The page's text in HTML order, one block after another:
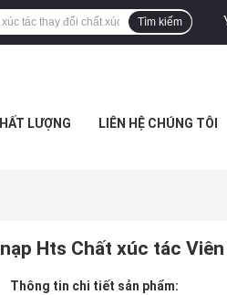
Tìm kiếm
LƯỢNG LIÊN HỆ CHÚNG TÔI
Hts Chất xúc tác Viên
Thông tin chi tiết sản phẩm: